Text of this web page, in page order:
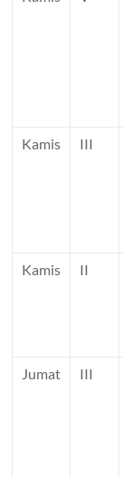
Kamis III
Kamis II
Jumat III